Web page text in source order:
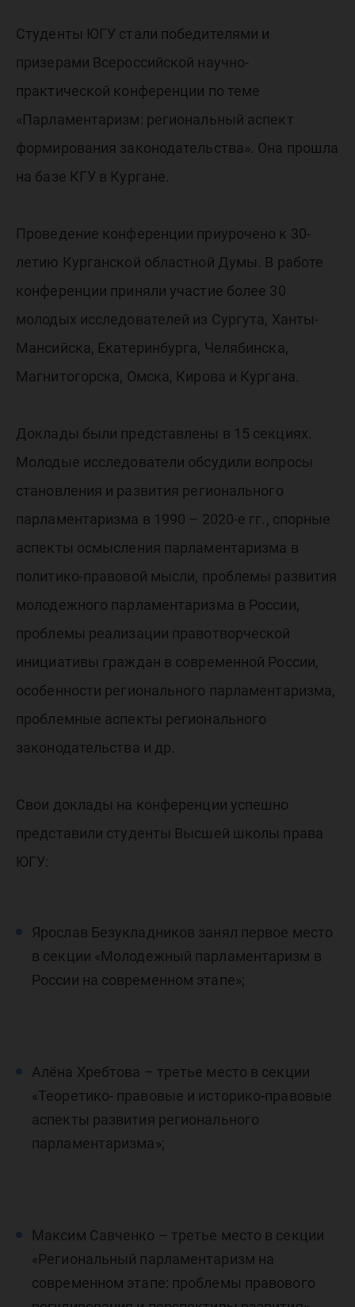
Студенты ЮГУ стали победителями и
призерами Всероссийской научно-
практической конференции по теме
«Парламентаризм: региональный аспект
формирования законодательства». Она прошла
на базе КГУ в Кургане.
Проведение конференции приурочено к 30-
летию Курганской областной Думы. В работе
конференции приняли участие более 30
молодых исследователей из Сургута, Ханты-
Мансийска, Екатеринбурга, Челябинска,
Магнитогорска, Омска, Кирова и Кургана.
Доклады были представлены в 15 секциях.
Молодые исследователи обсудили вопросы
становления и развития регионального
парламентаризма в 1990 – 2020-е гг., спорные
аспекты осмысления парламентаризма в
политико-правовой мысли, проблемы развития
молодежного парламентаризма в России,
проблемы реализации правотворческой
инициативы граждан в современной России,
особенности регионального парламентаризма,
проблемные аспекты регионального
законодательства и др.
Свои доклады на конференции успешно
представили студенты Высшей школы права
ЮГУ:
Ярослав Безукладников занял первое место
в секции «Молодежный парламентаризм в
России на современном этапе»;
Алёна Хребтова – третье место в секции
«Теоретико- правовые и историко-правовые
аспекты развития регионального
парламентаризма»;
Максим Савченко – третье место в секции
«Региональный парламентаризм на
современном этапе: проблемы правового